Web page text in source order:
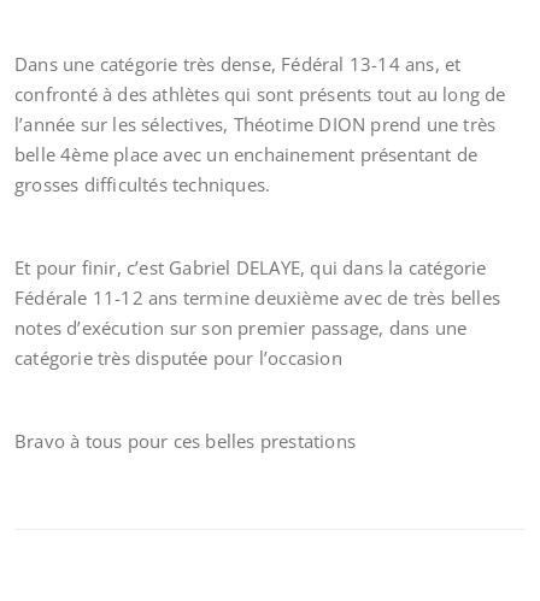
Dans une catégorie très dense, Fédéral 13-14 ans, et
confronté à des athlètes qui sont présents tout au long de
l’année sur les sélectives, Théotime DION prend une très
belle 4ème place avec un enchainement présentant de
grosses difficultés techniques.
Et pour finir, c’est Gabriel DELAYE, qui dans la catégorie
Fédérale 11-12 ans termine deuxième avec de très belles
notes d’exécution sur son premier passage, dans une
catégorie très disputée pour l’occasion
Bravo à tous pour ces belles prestations